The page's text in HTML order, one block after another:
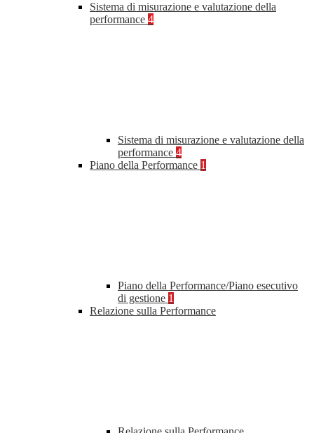
Sistema di misurazione e valutazione della
performance 4
Sistema di misurazione e valutazione della
performance 4
Piano della Performance 1
Piano della Performance/Piano esecutivo
di gestione 1
Relazione sulla Performance